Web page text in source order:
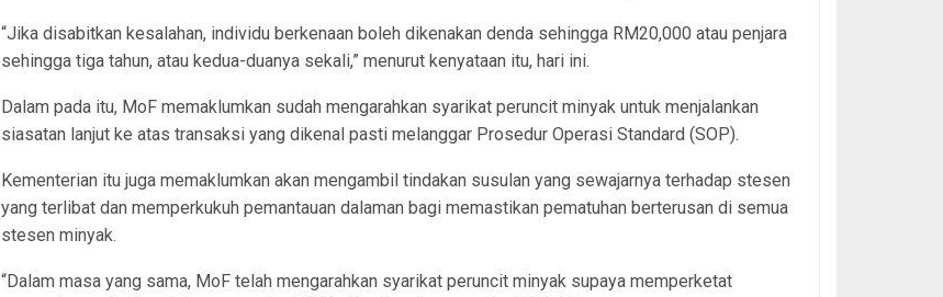
“Jika disabitkan kesalahan, individu berkenaan boleh dikenakan denda sehingga RM20,000 atau penjara
sehingga tiga tahun, atau kedua-duanya sekali,” menurut kenyataan itu, hari ini.
Dalam pada itu, MoF memaklumkan sudah mengarahkan syarikat peruncit minyak untuk menjalankan
siasatan lanjut ke atas transaksi yang dikenal pasti melanggar Prosedur Operasi Standard (SOP).
Kementerian itu juga memaklumkan akan mengambil tindakan susulan yang sewajarnya terhadap stesen
yang terlibat dan memperkukuh pemantauan dalaman bagi memastikan pematuhan berterusan di semua
stesen minyak.
“Dalam masa yang sama, MoF telah mengarahkan syarikat peruncit minyak supaya memperketat